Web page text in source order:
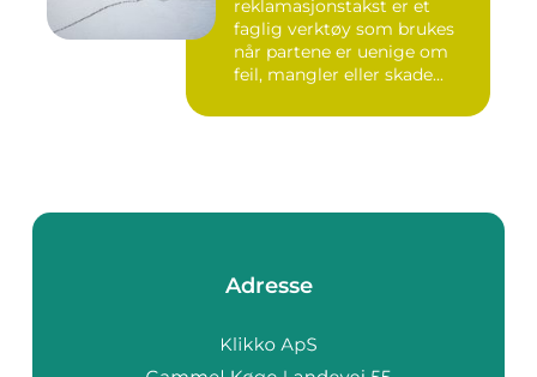
reklamasjonstakst er et
faglig verktøy som brukes
når partene er uenige om
feil, mangler eller skade...
Adresse